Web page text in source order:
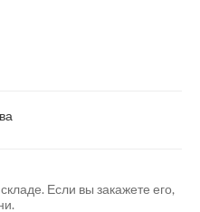
Если вы закажете его,